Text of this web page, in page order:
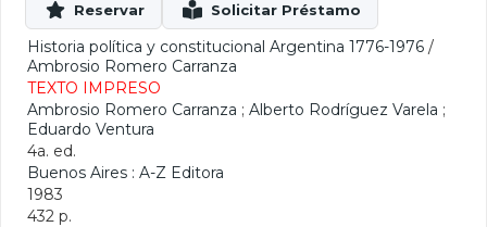
Historia política y constitucional Argentina 1776-1976 /
Ambrosio Romero Carranza
TEXTO IMPRESO
Ambrosio Romero Carranza ; Alberto Rodríguez Varela ;
Eduardo Ventura
4a. ed.
Buenos Aires : A-Z Editora
1983
432 p.